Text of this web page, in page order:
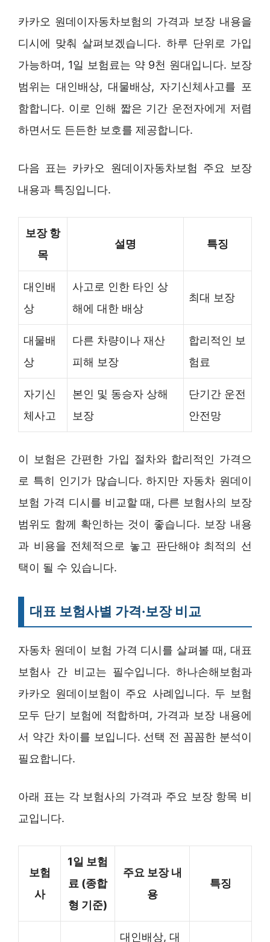
카카오 원데이자동차보험의 가격과 보장 내용을
디시에 맞춰 살펴보겠습니다. 하루 단위로 가입
가능하며, 1일 보험료는 약 9천 원대입니다. 보장
범위는 대인배상, 대물배상, 자기신체사고를 포
함합니다. 이로 인해 짧은 기간 운전자에게 저렴
하면서도 든든한 보호를 제공합니다.
다음 표는 카카오 원데이자동차보험 주요 보장
내용과 특징입니다.
보장 항
목
설명 특징
대인배
상
사고로 인한 타인 상
해에 대한 배상
최대 보장
대물배
상
다른 차량이나 재산
피해 보장
합리적인 보
험료
자기신
체사고
본인 및 동승자 상해
보장
단기간 운전
안전망
이 보험은 간편한 가입 절차와 합리적인 가격으
로 특히 인기가 많습니다. 하지만 자동차 원데이
보험 가격 디시를 비교할 때, 다른 보험사의 보장
범위도 함께 확인하는 것이 좋습니다. 보장 내용
과 비용을 전체적으로 놓고 판단해야 최적의 선
택이 될 수 있습니다.
대표 보험사별 가격·보장 비교
자동차 원데이 보험 가격 디시를 살펴볼 때, 대표
보험사 간 비교는 필수입니다. 하나손해보험과
카카오 원데이보험이 주요 사례입니다. 두 보험
모두 단기 보험에 적합하며, 가격과 보장 내용에
서 약간 차이를 보입니다. 선택 전 꼼꼼한 분석이
필요합니다.
아래 표는 각 보험사의 가격과 주요 보장 항목 비
교입니다.
보험
사
1일 보험
료 (종합
형 기준)
주요 보장 내
용
특징
대인배상, 대